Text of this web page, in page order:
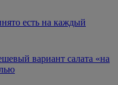
есть на каждый
вариант салата «на